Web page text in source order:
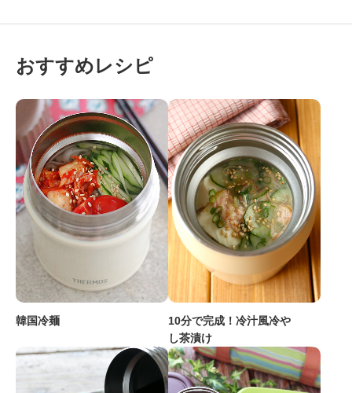
おすすめレシピ
韓国冷麺
10分で完成！冷汁風冷や
し茶漬け